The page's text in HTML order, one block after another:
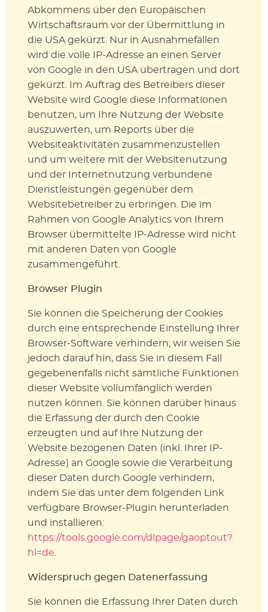
Abkommens über den Europäischen
Wirtschaftsraum vor der Übermittlung in
die USA gekürzt. Nur in Ausnahmefällen
wird die volle IP-Adresse an einen Server
von Google in den USA übertragen und dort
gekürzt. Im Auftrag des Betreibers dieser
Website wird Google diese Informationen
benutzen, um Ihre Nutzung der Website
auszuwerten, um Reports über die
Websiteaktivitäten zusammenzustellen
und um weitere mit der Websitenutzung
und der Internetnutzung verbundene
Dienstleistungen gegenüber dem
Websitebetreiber zu erbringen. Die im
Rahmen von Google Analytics von Ihrem
Browser übermittelte IP-Adresse wird nicht
mit anderen Daten von Google
zusammengeführt.
Browser Plugin
Sie können die Speicherung der Cookies
durch eine entsprechende Einstellung Ihrer
Browser-Software verhindern; wir weisen Sie
jedoch darauf hin, dass Sie in diesem Fall
gegebenenfalls nicht sämtliche Funktionen
dieser Website vollumfänglich werden
nutzen können. Sie können darüber hinaus
die Erfassung der durch den Cookie
erzeugten und auf Ihre Nutzung der
Website bezogenen Daten (inkl. Ihrer IP-
Adresse) an Google sowie die Verarbeitung
dieser Daten durch Google verhindern,
indem Sie das unter dem folgenden Link
verfügbare Browser-Plugin herunterladen
und installieren:
https://tools.google.com/dlpage/gaoptout?
hl=de
Widerspruch gegen Datenerfassung
Sie können die Erfassung Ihrer Daten durch